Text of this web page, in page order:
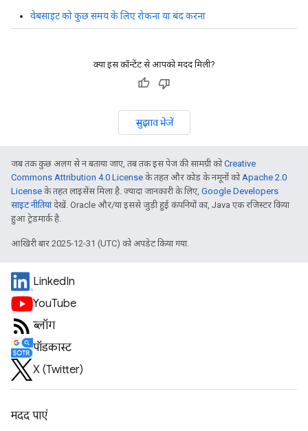
वेबसाइट को कुछ समय के लिए रोकना या बंद करना
क्या इस कॉन्टेंट से आपको मदद मिली?
सुझाव भेजें
जब तक कुछ अलग से न बताया जाए, तब तक इस पेज की सामग्री कोCreative
Commons Attribution 4.0 License के तहत और कोड के नमूनों कोApache 2.0
License के तहत लाइसेंस मिला है. ज़्यादा जानकारी के लिए, Google Developers
साइट नीतियांदेखें. Oracle और/या इससे जुड़ी हुई कंपनियों का, Java एक रजिस्टर किया
हुआ ट्रेडमार्क है.
आखिरी बार 2025-12-31 (UTC) को अपडेट किया गया.
LinkedIn
YouTube
ब्लॉग
पॉडकास्ट
X (Twitter)
मदद पाएं